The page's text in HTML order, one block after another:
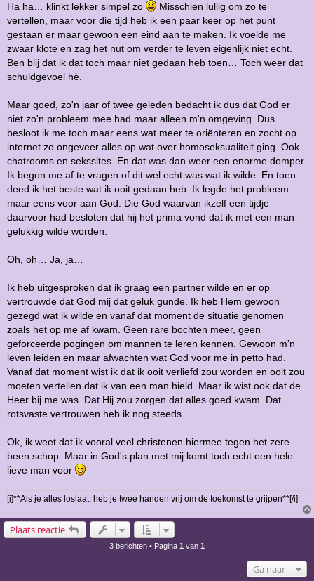
Ha ha… klinkt lekker simpel zo
Misschien lullig om zo te
vertellen, maar voor die tijd heb ik een paar keer op het punt
gestaan er maar gewoon een eind aan te maken. Ik voelde me
zwaar klote en zag het nut om verder te leven eigenlijk niet echt.
Ben blij dat ik dat toch maar niet gedaan heb toen… Toch weer dat
schuldgevoel hè.
Maar goed, zo'n jaar of twee geleden bedacht ik dus dat God er
niet zo'n probleem mee had maar alleen m'n omgeving. Dus
besloot ik me toch maar eens wat meer te oriënteren en zocht op
internet zo ongeveer alles op wat over homoseksualiteit ging. Ook
chatrooms en sekssites. En dat was dan weer een enorme domper.
Ik begon me af te vragen of dit wel echt was wat ik wilde. En toen
deed ik het beste wat ik ooit gedaan heb. Ik legde het probleem
maar eens voor aan God. Die God waarvan ikzelf een tijdje
daarvoor had besloten dat hij het prima vond dat ik met een man
gelukkig wilde worden.
Oh, oh… Ja, ja…
Ik heb uitgesproken dat ik graag een partner wilde en er op
vertrouwde dat God mij dat geluk gunde. Ik heb Hem gewoon
gezegd wat ik wilde en vanaf dat moment de situatie genomen
zoals het op me af kwam. Geen rare bochten meer, geen
geforceerde pogingen om mannen te leren kennen. Gewoon m'n
leven leiden en maar afwachten wat God voor me in petto had.
Vanaf dat moment wist ik dat ik ooit verliefd zou worden en ooit zou
moeten vertellen dat ik van een man hield. Maar ik wist ook dat de
Heer bij me was. Dat Hij zou zorgen dat alles goed kwam. Dat
rotsvaste vertrouwen heb ik nog steeds.
Ok, ik weet dat ik vooral veel christenen hiermee tegen het zere
been schop. Maar in God's plan met mij komt toch echt een hele
lieve man voor
[i]**Als je alles loslaat, heb je twee handen vrij om de toekomst te grijpen**[/i]
Plaats reactie
3 berichten • Pagina 1 van 1
Ga naar